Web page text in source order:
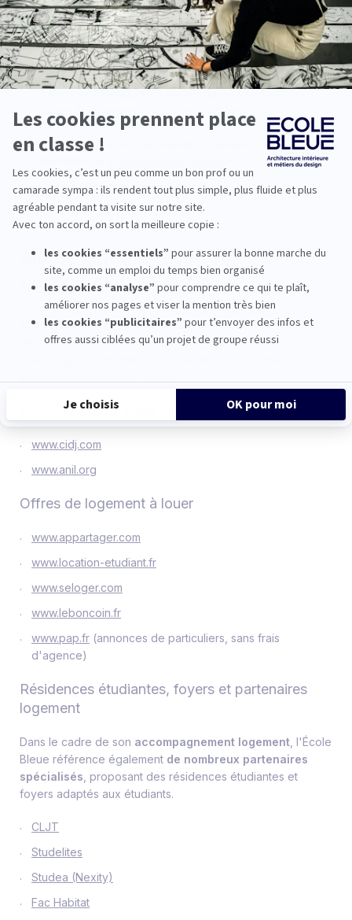
Plateforme de recherche de logement en résidence,
en colocation ou chez des particuliers
Offre de colocation vérifiée avec caution
sécurisée pendant 24 heures après votre arrivée
dans le logement en cas de problème
Pour bénéficier du partenariat, complétez votre
Aide à la recherche
de logement étudiant
Afin de faciliter la recherche, l'École Bleue met à disposition
de ses étudiants en formation design global et
Informations et aides logement
www.cidj.com
www.anil.org
Offres de logement à louer
www.appartager.com
www.location-etudiant.fr
www.seloger.com
www.leboncoin.fr
www.pap.fr (annonces de particuliers, sans frais
d'agence)
Résidences étudiantes, foyers et partenaires
logement
Dans le cadre de son accompagnement logement , l'École
Bleue référence également de nombreux partenaires
spécialisés , proposant des résidences étudiantes et
foyers adaptés aux étudiants.
CLJT
Studelites
Studea (Nexity)
Fac Habitat